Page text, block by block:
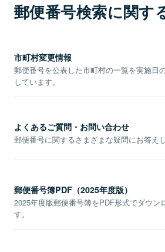
郵便番号検索に関す
市町村変更情報
郵便番号を公表した市町村の一覧を実施日
しています。
よくあるご質問・お問い合わせ
郵便番号に関するさまざまな疑問にお答えし
郵便番号簿PDF（2025年度版）
2025年度版郵便番号簿をPDF形式でダウン
す。